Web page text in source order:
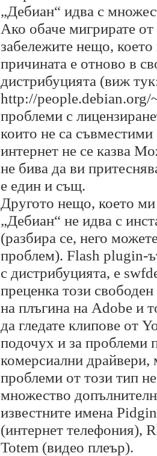
„Дебиан“ идва с
Ако обаче мигрирате
забележите нещо,
причината е отново в
дистрибуцията (виж
http://
проблеми с
които не са
интернет не се казва
не бива да ви
е един и същ.
Другото нещо, което ми
„Дебиан“ не идва с
(разбира се, него
проблем). Flash plugin-
с дистрибуцията, е
преценка този
на плъгина на Adobe и
да гледате клипове от
подочух и за проблеми
комерсиални
проблеми от този тип
множество
известните имена
(интернет телефония),
Totem (видео плеър).